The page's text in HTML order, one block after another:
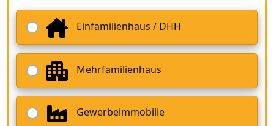
Einfamilienhaus / DHH
Mehrfamilienhaus
Gewerbeimmobilie